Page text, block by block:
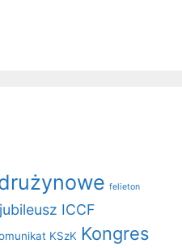
felieton
jubileusz ICCF
KSzK Kongres